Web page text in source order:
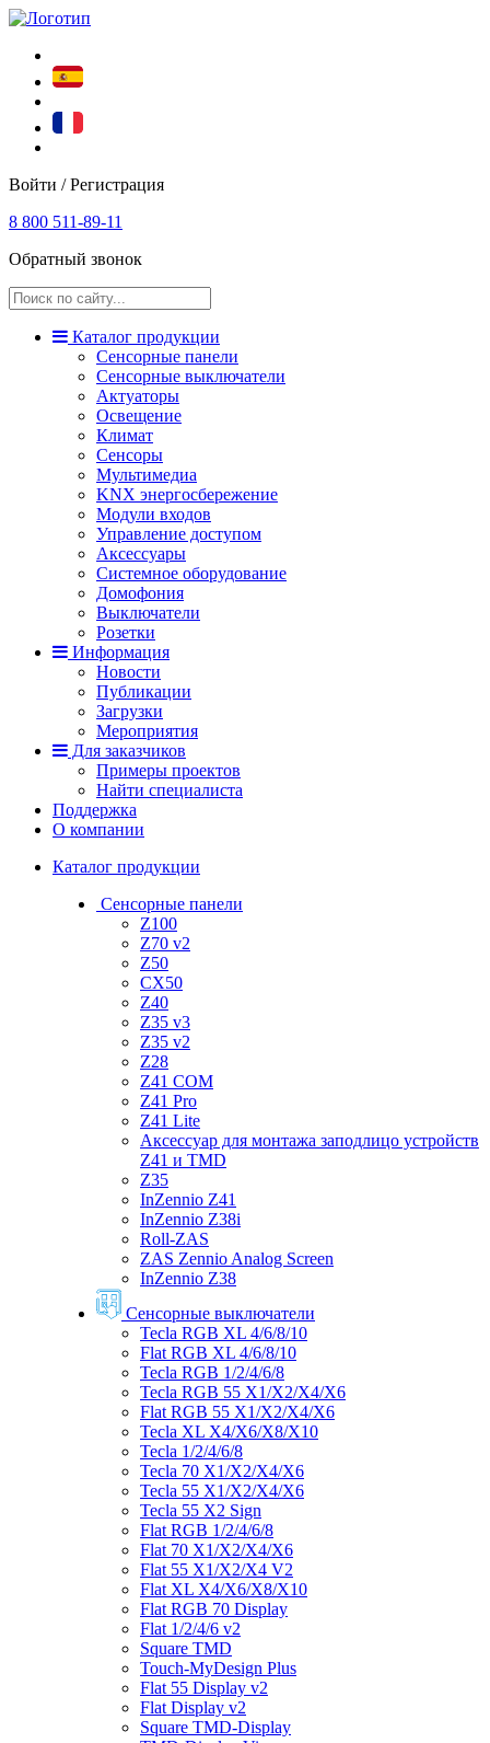
Войти / Регистрация
8 800 511-89-11
Обратный звонок
Каталог продукции
Сенсорные панели
Сенсорные выключатели
Актуаторы
Освещение
Климат
Сенсоры
Мультимедиа
KNX энергосбережение
Модули входов
Управление доступом
Аксессуары
Системное оборудование
Домофония
Выключатели
Розетки
Информация
Новости
Публикации
Загрузки
Мероприятия
Для заказчиков
Примеры проектов
Найти специалиста
Поддержка
О компании
Каталог продукции
Сенсорные панели
Z100
Z70 v2
Z50
CX50
Z40
Z35 v3
Z35 v2
Z28
Z41 COM
Z41 Pro
Z41 Lite
Аксессуар для монтажа заподлицо устройств
Z41 и TMD
Z35
InZennio Z41
InZennio Z38i
Roll-ZAS
ZAS Zennio Analog Screen
InZennio Z38
Сенсорные выключатели
Tecla RGB XL 4/6/8/10
Flat RGB XL 4/6/8/10
Tecla RGB 1/2/4/6/8
Tecla RGB 55 X1/X2/X4/X6
Flat RGB 55 X1/X2/X4/X6
Tecla XL X4/X6/X8/X10
Tecla 1/2/4/6/8
Tecla 70 X1/X2/X4/X6
Tecla 55 X1/X2/X4/X6
Tecla 55 X2 Sign
Flat RGB 1/2/4/6/8
Flat 70 X1/X2/X4/X6
Flat 55 X1/X2/X4 V2
Flat XL X4/X6/X8/X10
Flat RGB 70 Display
Flat 1/2/4/6 v2
Square TMD
Touch-MyDesign Plus
Flat 55 Display v2
Flat Display v2
Square TMD-Display